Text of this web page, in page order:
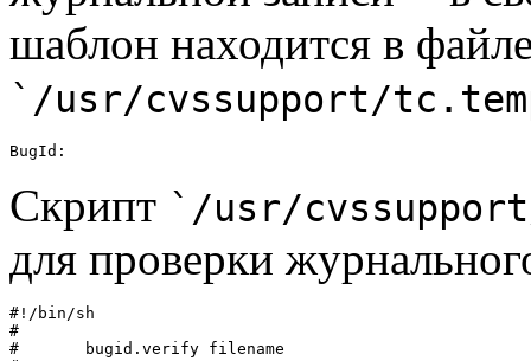
шаблон находится в
`/usr/cvssupport/
Скрипт `/usr/
для проверки
#!/bin/sh
#
#       bugid.verify filename